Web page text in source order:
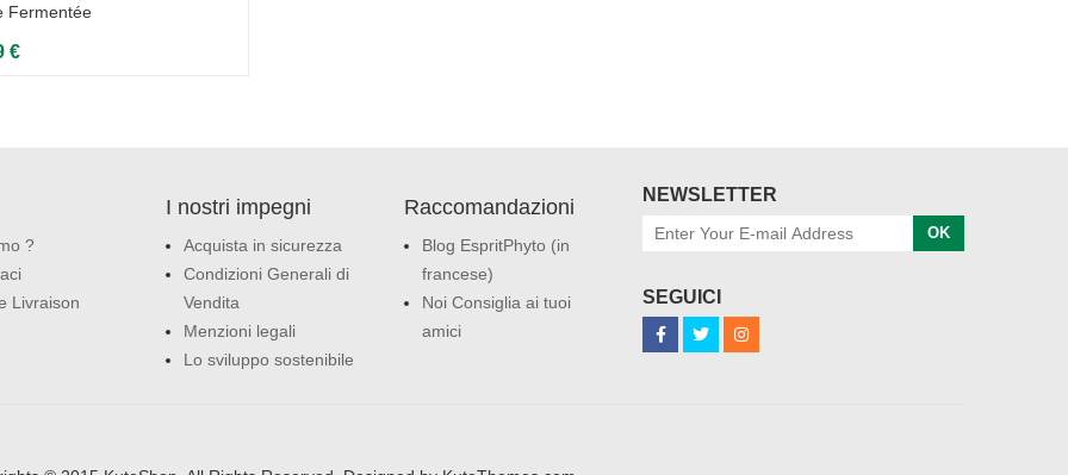
Fermentée
€
?
Livraison
I nostri impegni
Acquista in sicurezza
Condizioni Generali di
Vendita
Menzioni legali
Lo sviluppo sostenibile
Raccomandazioni
Blog EspritPhyto (in
francese)
Noi Consiglia ai tuoi
amici
NEWSLETTER
OK
SEGUICI